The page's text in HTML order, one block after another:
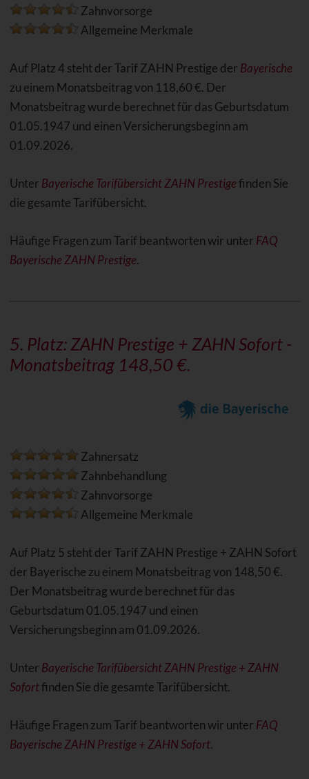
Zahnvorsorge
Allgemeine Merkmale
Auf Platz 4 steht der Tarif ZAHN Prestige der Bayerische
zu einem Monatsbeitrag von 118,60 €. Der
Monatsbeitrag wurde berechnet für das Geburtsdatum
01.05.1947 und einen Versicherungsbeginn am
01.09.2026.
Unter Bayerische Tarifübersicht ZAHN Prestigefinden Sie
die gesamte Tarifübersicht.
Häufige Fragen zum Tarif beantworten wir unter FAQ
Bayerische ZAHN Prestige.
5. Platz: ZAHN Prestige + ZAHN Sofort-
Monatsbeitrag 148,50 €.
Zahnersatz
Zahnbehandlung
Zahnvorsorge
Allgemeine Merkmale
Auf Platz 5 steht der Tarif ZAHN Prestige + ZAHN Sofort
der Bayerische zu einem Monatsbeitrag von 148,50 €.
Der Monatsbeitrag wurde berechnet für das
Geburtsdatum 01.05.1947 und einen
Versicherungsbeginn am 01.09.2026.
Unter Bayerische Tarifübersicht ZAHN Prestige + ZAHN
Sofortfinden Sie die gesamte Tarifübersicht.
Häufige Fragen zum Tarif beantworten wir unter FAQ
Bayerische ZAHN Prestige + ZAHN Sofort.